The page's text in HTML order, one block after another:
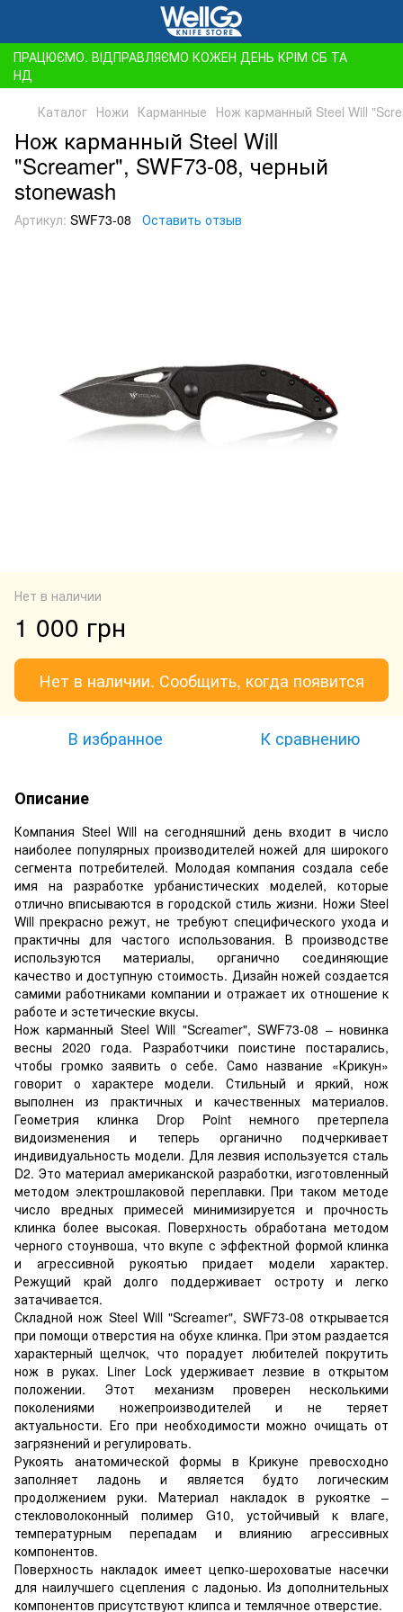
ПРАЦЮЄМО. ВІДПРАВЛЯЄМО КОЖЕН ДЕНЬ КРІМ СБ ТА
НД
Каталог Ножи Карманные Нож карманный Steel Will
Нож карманный Steel Will
"Screamer", SWF73-08, черный
stonewash
Артикул: SWF73-08 Оставить отзыв
Нет в наличии
1 000 грн
Нет в наличии. Сообщить, когда появится
В избранное К сравнению
Описание
Компания Steel Will на сегодняшний день входит в число
наиболее популярных производителей ножей для широкого
сегмента потребителей. Молодая компания создала себе
имя на разработке урбанистических моделей, которые
отлично вписываются в городской стиль жизни. Ножи Steel
Will прекрасно режут, не требуют специфического ухода и
практичны для частого использования. В производстве
используются материалы, органично соединяющие
качество и доступную стоимость. Дизайн ножей создается
самими работниками компании и отражает их отношение к
работе и эстетические вкусы.
Нож карманный Steel Will "Screamer", SWF73-08 – новинка
весны 2020 года. Разработчики поистине постарались,
чтобы громко заявить о себе. Само название «Крикун»
говорит о характере модели. Стильный и яркий, нож
выполнен из практичных и качественных материалов.
Геометрия клинка Drop Point немного претерпела
видоизменения и теперь органично подчеркивает
индивидуальность модели. Для лезвия используется сталь
D2. Это материал американской разработки, изготовленный
методом электрошлаковой переплавки. При таком методе
число вредных примесей минимизируется и прочность
клинка более высокая. Поверхность обработана методом
черного стоунвоша, что вкупе с эффектной формой клинка
и агрессивной рукоятью придает модели характер.
Режущий край долго поддерживает остроту и легко
затачивается.
Складной нож Steel Will "Screamer", SWF73-08 открывается
при помощи отверстия на обухе клинка. При этом раздается
характерный щелчок, что порадует любителей покрутить
нож в руках. Liner Lock удерживает лезвие в открытом
положении. Этот механизм проверен несколькими
поколениями ножепроизводителей и не теряет
актуальности. Его при необходимости можно очищать от
загрязнений и регулировать.
Рукоять анатомической формы в Крикуне превосходно
заполняет ладонь и является будто логическим
продолжением руки. Материал накладок в рукоятке –
стекловолоконный полимер G10, устойчивый к влаге,
температурным перепадам и влиянию агрессивных
компонентов.
Поверхность накладок имеет цепко-шероховатые насечки
для наилучшего сцепления с ладонью. Из дополнительных
компонентов присутствуют клипса и темлячное отверстие.